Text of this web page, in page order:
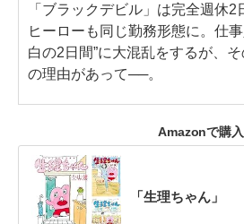
「ブラックデビル」は完全週休2
ヒーローも同じ勤務形態に。仕
白の2日間”に大混乱をするが、
の理由があって──。
Amazonで購入
「生理ちゃん」